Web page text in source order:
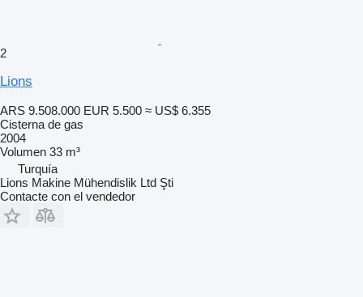
2
Lions
ARS 9.508.000 EUR 5.500 ≈ US$ 6.355
Cisterna de gas
2004
Volumen 33 m³
Turquía
Lions Makine Mühendislik Ltd Şti
Contacte con el vendedor